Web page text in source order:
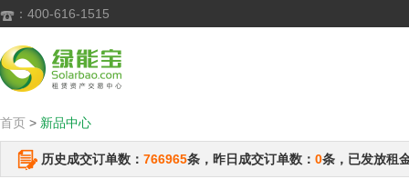
 ：400-616-1515
首页 > 新品中心
历史成交订单数： 766965条，昨日成交订单数： 0条，已发放租